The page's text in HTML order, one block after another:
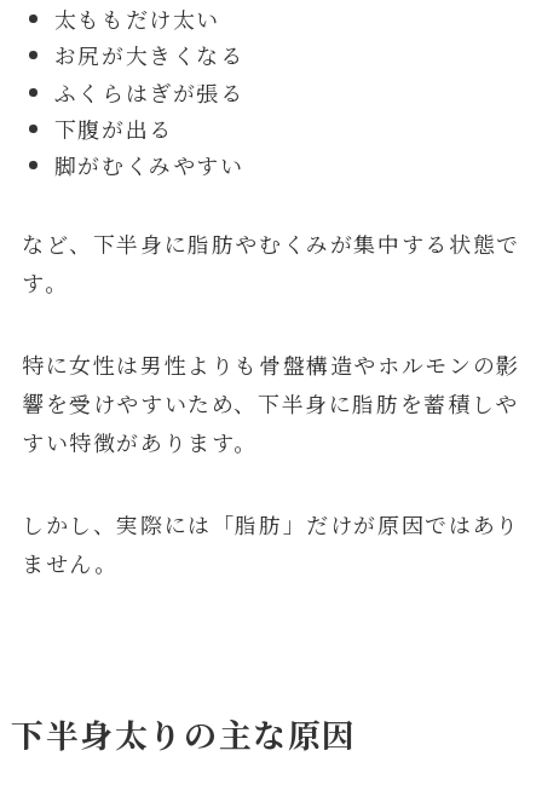
太ももだけ太い
お尻が大きくなる
ふくらはぎが張る
下腹が出る
脚がむくみやすい
など、下半身に脂肪やむくみが集中する状態で
す。
特に女性は男性よりも骨盤構造やホルモンの影
響を受けやすいため、下半身に脂肪を蓄積しや
すい特徴があります。
しかし、実際には「脂肪」だけが原因ではあり
ません。
下半身太りの主な原因